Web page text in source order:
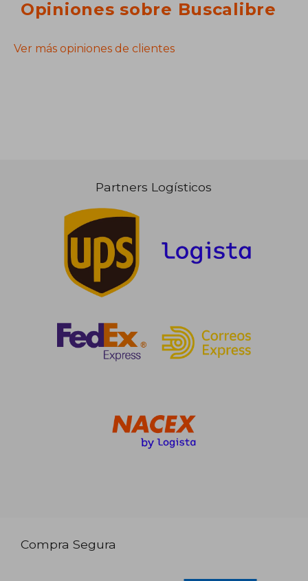
Opiniones sobre Buscalibre
Ver más opiniones de clientes
Partners Logísticos
Compra Segura